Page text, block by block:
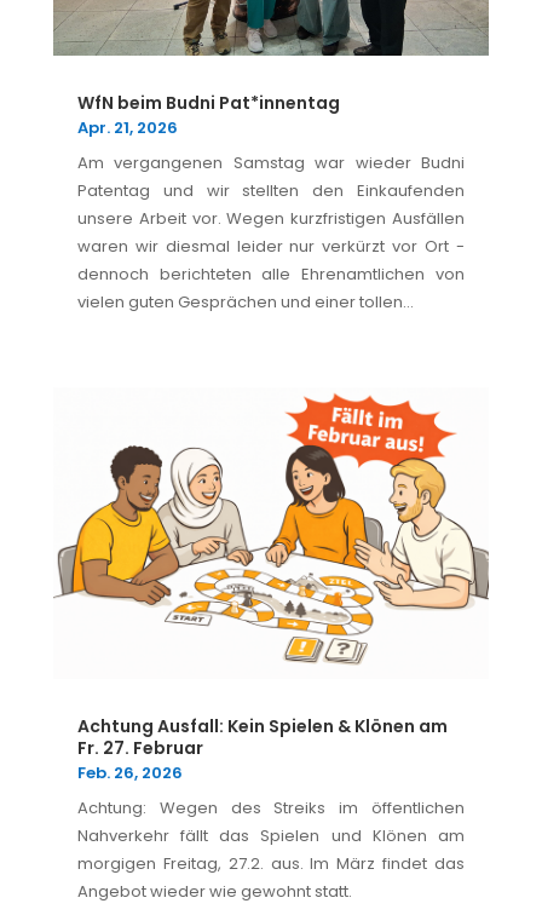
WfN beim Budni Pat*innentag
Apr. 21, 2026
Am vergangenen Samstag war wieder Budni
Patentag und wir stellten den Einkaufenden
unsere Arbeit vor. Wegen kurzfristigen Ausfällen
waren wir diesmal leider nur verkürzt vor Ort -
dennoch berichteten alle Ehrenamtlichen von
vielen guten Gesprächen und einer tollen...
Achtung Ausfall: Kein Spielen & Klönen am
Fr. 27. Februar
Feb. 26, 2026
Achtung: Wegen des Streiks im öffentlichen
Nahverkehr fällt das Spielen und Klönen am
morgigen Freitag, 27.2. aus. Im März findet das
Angebot wieder wie gewohnt statt.